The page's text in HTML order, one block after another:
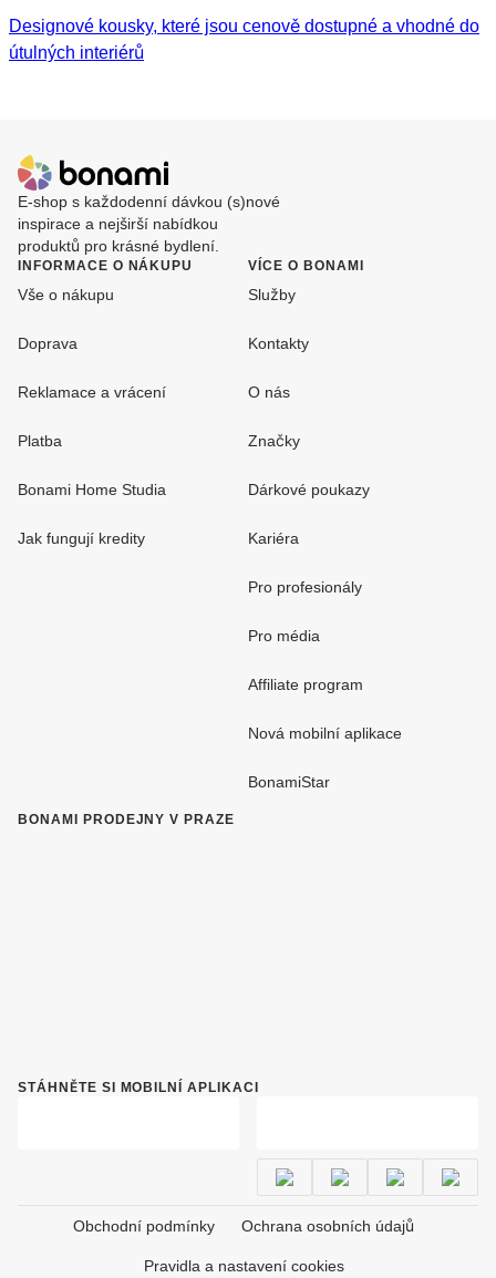
Designové kousky, které jsou cenově dostupné a vhodné do
útulných interiérů
E-shop s každodenní dávkou (s)nové
inspirace a nejširší nabídkou
produktů pro krásné bydlení.
INFORMACE O NÁKUPU
Vše o nákupu
Doprava
Reklamace a vrácení
Platba
Bonami Home Studia
Jak fungují kredity
VÍCE O BONAMI
Služby
Kontakty
O nás
Značky
Dárkové poukazy
Kariéra
Pro profesionály
Pro média
Affiliate program
Nová mobilní aplikace
BonamiStar
BONAMI PRODEJNY V PRAZE
STÁHNĚTE SI MOBILNÍ APLIKACI
Obchodní podmínky Ochrana osobních údajů
Pravidla a nastavení cookies